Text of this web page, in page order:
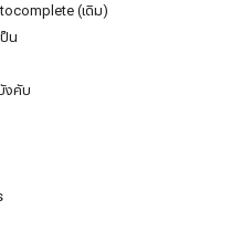
(เดิม)
ป็น
งคับ